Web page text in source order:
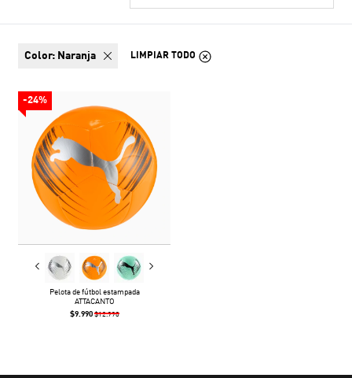
color: Naranja LIMPIAR TODO
-24%
Pelota de fútbol estampada
ATTACANTO
$9.990 $12.990